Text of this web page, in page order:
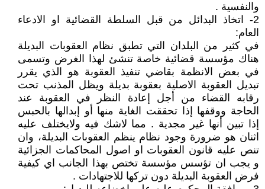
والنفسية .
2- اتخاذ البدائل من قبل السلطة القضائية او الادعاء
العام:
في كثير من البلدان التي تطبق نظام العقوبات البديلة
هناك مؤسسة قضائية خاصة تنشئ لهذا الغرض وتسمى
في بعض الانظمة بقاضي تنفيذ العقوبة هو الذي يقرر
تبديل العقوبة الاصلية بعقوبة بديلة ويظل المذنب تحت
رقابه القضاء من أجل إعادة النظر في العقوبة عند
الحاجة ووقفها إذا تحققت الغاية منها أو إبدالها بالحبس
إذا تبين أنها غير مجدية . مما لاشك فيه ولايختلف عليه
اثنان هو ضرورة وجود نظام ينظم العقوبات البديلة، وان
تنص عليه قانون العقوبات او اصول المحاكمات الجزائية
و يجب ان تؤسس مؤسسة تختص بهذا الجانب اي كيفية
فرض العقوبة البديلة دون تركها للاجتهادات .